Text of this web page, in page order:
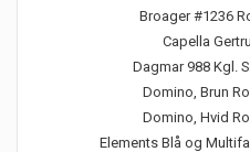
Broager #1236
Capella
Dagmar 988 Kgl.
Domino, Brun
Domino, Hvid
Elements Blå og